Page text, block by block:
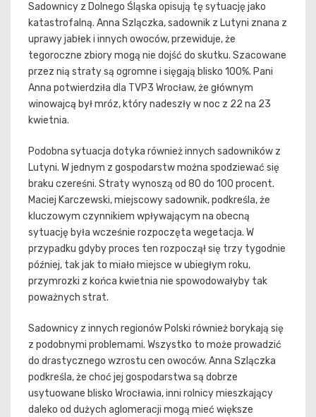
Sadownicy z Dolnego Śląska opisują tę sytuację jako
katastrofalną. Anna Szlączka, sadownik z Lutyni znana z
uprawy jabłek i innych owoców, przewiduje, że
tegoroczne zbiory mogą nie dojść do skutku. Szacowane
przez nią straty są ogromne i sięgają blisko 100%. Pani
Anna potwierdziła dla TVP3 Wrocław, że głównym
winowajcą był mróz, który nadeszły w noc z 22 na 23
kwietnia.
Podobna sytuacja dotyka również innych sadowników z
Lutyni. W jednym z gospodarstw można spodziewać się
braku czereśni. Straty wynoszą od 80 do 100 procent.
Maciej Karczewski, miejscowy sadownik, podkreśla, że
kluczowym czynnikiem wpływającym na obecną
sytuację była wcześnie rozpoczęta wegetacja. W
przypadku gdyby proces ten rozpoczął się trzy tygodnie
później, tak jak to miało miejsce w ubiegłym roku,
przymrozki z końca kwietnia nie spowodowałyby tak
poważnych strat.
Sadownicy z innych regionów Polski również borykają się
z podobnymi problemami. Wszystko to może prowadzić
do drastycznego wzrostu cen owoców. Anna Szlączka
podkreśla, że choć jej gospodarstwa są dobrze
usytuowane blisko Wrocławia, inni rolnicy mieszkający
daleko od dużych aglomeracji mogą mieć większe